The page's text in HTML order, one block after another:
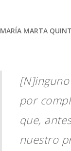
MARÍA MARTA
por
que,
nuestro